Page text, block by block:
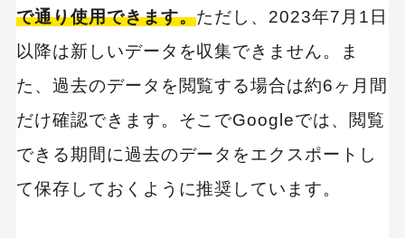
で通り使用できます。ただし、2023年7月1日
以降は新しいデータを収集できません。ま
た、過去のデータを閲覧する場合は約6ヶ月間
だけ確認できます。そこでGoogleでは、閲覧
できる期間に過去のデータをエクスポートし
て保存しておくように推奨しています。